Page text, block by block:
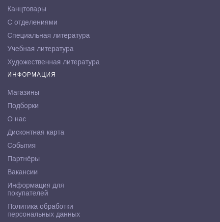
Канцтовары
С отделениями
Специальная литература
Учебная литература
Художественная литература
ИНФОРМАЦИЯ
Магазины
Подборки
О нас
Дисконтная карта
События
Партнёры
Вакансии
Информация для
покупателей
Политика обработки
персональных данных